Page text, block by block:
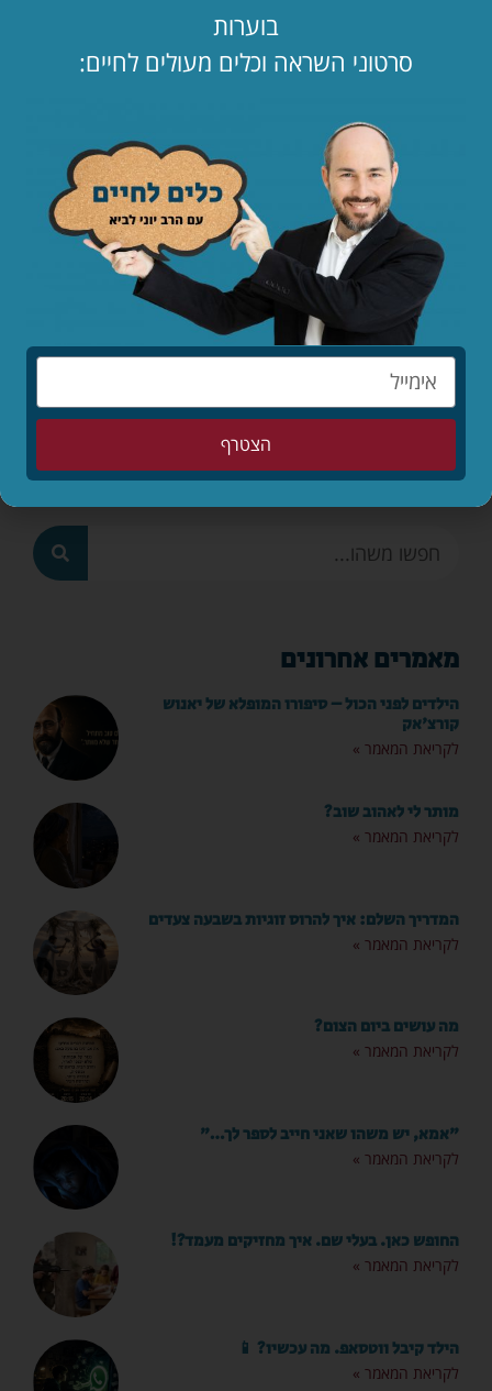
סוזן בויל הוכיחה לתכנית הכישרונות הבריטית שאפשר לדעת לשיר,
המדיה. אבל השאלה הגדולה המרחפת בחלל האוויר היא האם
והתייחסות שונה לבחורות שלא נראות כמו ברבי ולגברים שלא
נראים כמו ג'יימס בונד?
כתבו תגובה
מאמרים אחרונים
הילדים לפני הכול – סיפורו המופלא של יאנוש
קורצ'אק
לקריאת המאמר »
מותר לי לאהוב שוב?
לקריאת המאמר »
המדריך השלם: איך להרוס זוגיות בשבעה צעדים
לקריאת המאמר »
מה עושים ביום הצום?
לקריאת המאמר »
"אמא, יש משהו שאני חייב לספר לך…"
לקריאת המאמר »
החופש כאן. בעלי שם. איך מחזיקים מעמד?!
לקריאת המאמר »
הילד קיבל ווטסאפ. מה עכשיו? 📱
לקריאת המאמר »
בוערות
סרטוני השראה וכלים מעולים לחיים:
הצטרף